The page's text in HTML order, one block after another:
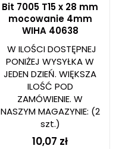
Bit 7005 T15 x 28 mm
mocowanie 4mm
WIHA 40638
W ILOŚCI DOSTĘPNEJ
PONIŻEJ WYSYŁKA W
JEDEN DZIEŃ. WIĘKSZA
ILOŚĆ POD
ZAMÓWIENIE. W
NASZYM MAGAZYNIE: (2
szt.)
10,07 zł